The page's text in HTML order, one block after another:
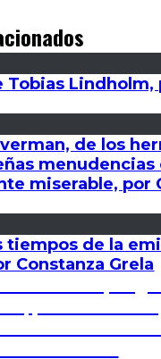
Tobias Lindholm,
de los
menudencias
miserable, por
tiempos de la
Constanza Grela